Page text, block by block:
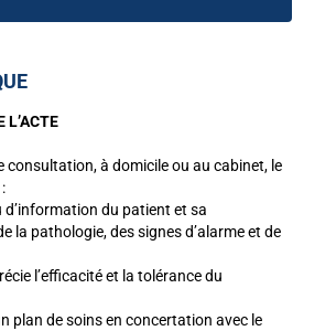
L’ACTE
consultation, à domicile ou au cabinet, le
d’information du patient et sa
la pathologie, des signes d’alarme et de
l’efficacité et la tolérance du
plan de soins en concertation avec le